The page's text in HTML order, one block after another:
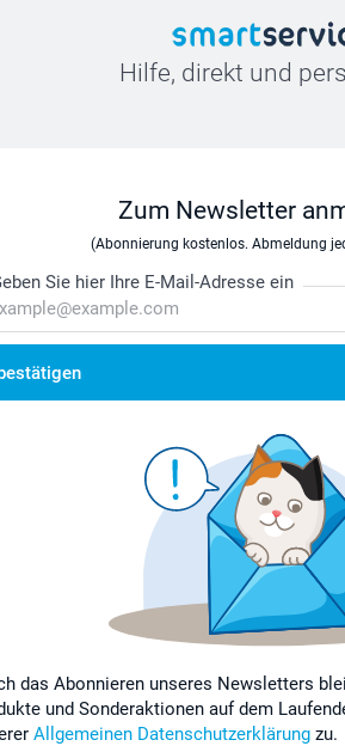
Hilfe, direkt und
Zum Newsletter
(Abonnierung kostenlos. Abmeldung
Sie hier Ihre E-Mail-Adresse ein
das Abonnieren unseres Newsletters
und Sonderaktionen auf dem
Allgemeinen Datenschutzerklärung zu.